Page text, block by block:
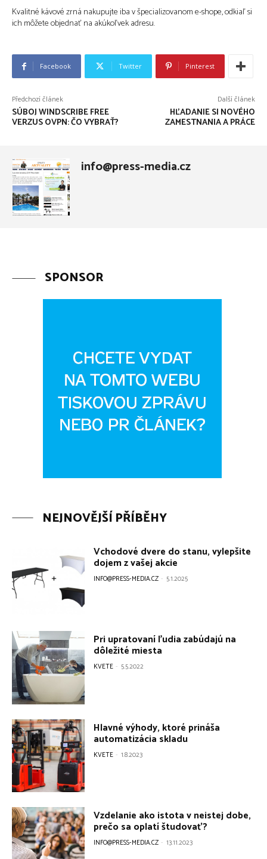
Kvalitné kávové zrná nakupujte iba v špecializovanom e-shope, odkiaľ si
ich môžete objednať na akúkoľvek adresu.
Facebook Twitter Pinterest
Předchozí článek
SÚBOJ WINDSCRIBE FREE
VERZUS OVPN: ČO VYBRAŤ?
Další článek
HĽADANIE SI NOVÉHO
ZAMESTNANIA A PRÁCE
info@press-media.cz
SPONSOR
NEJNOVĚJŠÍ PŘÍBĚHY
Vchodové dvere do stanu, vylepšite
dojem z vašej akcie
INFO@PRESS-MEDIA.CZ - 5.1.2025
Pri upratovaní ľudia zabúdajú na
dôležité miesta
KVETE - 5.5.2022
Hlavné výhody, ktoré prináša
automatizácia skladu
KVETE - 1.8.2023
Vzdelanie ako istota v neistej dobe,
prečo sa oplatí študovať?
INFO@PRESS-MEDIA.CZ - 13.11.2023